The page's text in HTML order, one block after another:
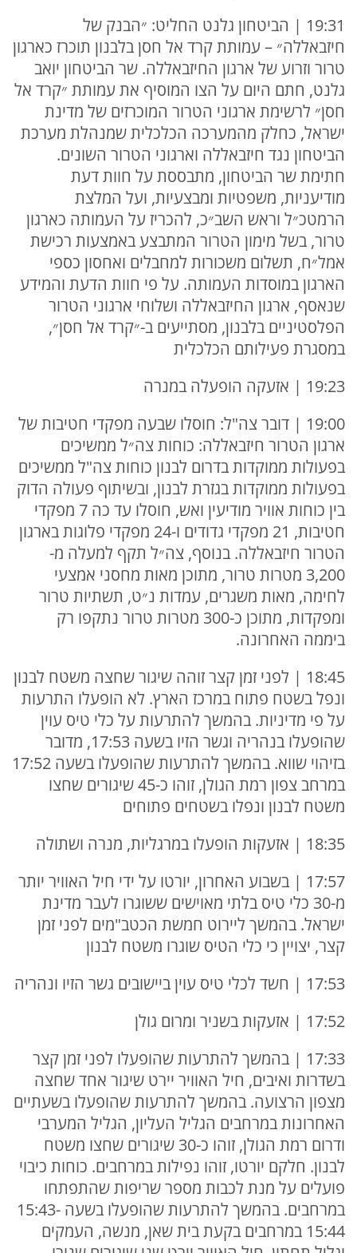
19:31 | הביטחון גלנט החליט: ״הבנק של
חיזבאללה״ – עמותת קרד אל חסן בלבנון תוכרז כארגון
טרור וזרוע של ארגון החיזבאללה. שר הביטחון יואב
גלנט, חתם היום על הצו המוסיף את עמותת ״קרד אל
חסן״ לרשימת ארגוני הטרור המוכרזים של מדינת
ישראל, כחלק מהמערכה הכלכלית שמנהלת מערכת
הביטחון נגד חיזבאללה וארגוני הטרור השונים.
חתימת שר הביטחון, מתבססת על חוות דעת
מודיעניות, משפטיות ומבצעיות, ועל המלצת
הרמטכ״ל וראש השב״כ, להכריז על העמותה כארגון
טרור, בשל מימון הטרור המתבצע באמצעות רכישת
אמל״ח, תשלום משכורות למחבלים ואחסון כספי
הארגון במוסדות העמותה. על פי חוות הדעת והמידע
שנאסף, ארגון החיזבאללה ושלוחי ארגוני הטרור
הפלסטיניים בלבנון, מסתייעים ב-״קרד אל חסן״,
במסגרת פעילותם הכלכלית
19:23 | אזעקה הופעלה במנרה
19:00 | דובר צה"ל: חוסלו שבעה מפקדי חטיבות של
ארגון הטרור חיזבאללה: כוחות צה״ל ממשיכים
בפעולות ממוקדות בדרום לבנון כוחות צה"ל ממשיכים
בפעולות ממוקדות בגזרת לבנון, ובשיתוף פעולה הדוק
בין כוחות אוויר מודיעין ואש, חוסלו עד כה 7 מפקדי
חטיבות, 21 מפקדי גדודים ו-24 מפקדי פלוגות בארגון
הטרור חיזבאללה. בנוסף, צה״ל תקף למעלה מ-
3,200 מטרות טרור, מתוכן מאות מחסני אמצעי
לחימה, מאות משגרים, עמדות נ״ט, תשתיות טרור
ומפקדות, מתוכן כ-300 מטרות טרור נתקפו רק
ביממה האחרונה.
18:45 | לפני זמן קצר זוהה שיגור שחצה משטח לבנון
ונפל בשטח פתוח במרכז הארץ. לא הופעלו התרעות
על פי מדיניות. בהמשך להתרעות על כלי טיס עוין
שהופעלו בנהריה וגשר הזיו בשעה 17:53, מדובר
בזיהוי שווא. בהמשך להתרעות שהופעלו בשעה 17:52
במרחב צפון רמת הגולן, זוהו כ-45 שיגורים שחצו
משטח לבנון ונפלו בשטחים פתוחים
18:35 | אזעקות הופעלו במרגליות, מנרה ושתולה
17:57 | בשבוע האחרון, יורטו על ידי חיל האוויר יותר
מ-30 כלי טיס בלתי מאוישים ששוגרו לעבר מדינת
ישראל. בהמשך ליירוט חמשת הכטב"מים לפני זמן
קצר, יצויין כי כלי הטיס שוגרו משטח לבנון
17:53 | חשד לכלי טיס עוין ביישובים גשר הזיו ונהריה
17:52 | אזעקות בשניר ומרום גולן
17:33 | בהמשך להתרעות שהופעלו לפני זמן קצר
בשדרות ואיבים, חיל האוויר יירט שיגור אחד שחצה
מצפון הרצועה. בהמשך להתרעות שהופעלו בשעתיים
האחרונות במרחבים הגליל העליון, הגליל המערבי
ודרום רמת הגולן, זוהו כ-30 שיגורים שחצו משטח
לבנון. חלקם יורטו, זוהו נפילות במרחבים. כוחות כיבוי
פועלים על מנת לכבות מספר שריפות שהתפתחו
במרחבים. בהמשך להתרעות שהופעלו בשעה 15:43-
15:44 במרחבים בקעת בית שאן, מנשה, העמקים